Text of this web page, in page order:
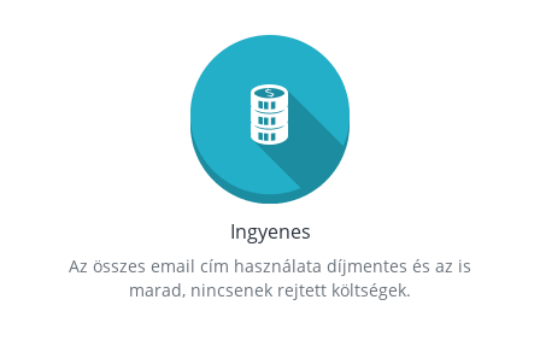
Ingyenes
Az összes email cím használata díjmentes és az is
marad, nincsenek rejtett költségek.